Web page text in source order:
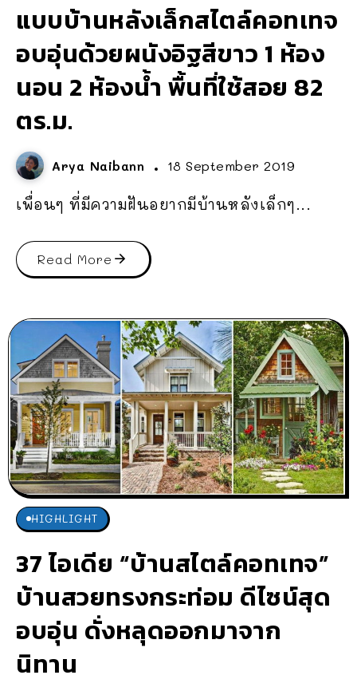
แบบบ้านหลังเล็กสไตล์คอทเทจ
อบอุ่นด้วยผนังอิฐสีขาว 1 ห้อง
นอน 2 ห้องน้ำ พื้นที่ใช้สอย 82
ตร.ม.
Arya Naibann 18 September 2019
เพื่อนๆ ที่มีความฝันอยากมีบ้านหลังเล็กๆ...
Read More
HIGHLIGHT
37 ไอเดีย “บ้านสไตล์คอทเทจ”
บ้านสวยทรงกระท่อม ดีไซน์สุด
อบอุ่น ดั่งหลุดออกมาจาก
นิทาน